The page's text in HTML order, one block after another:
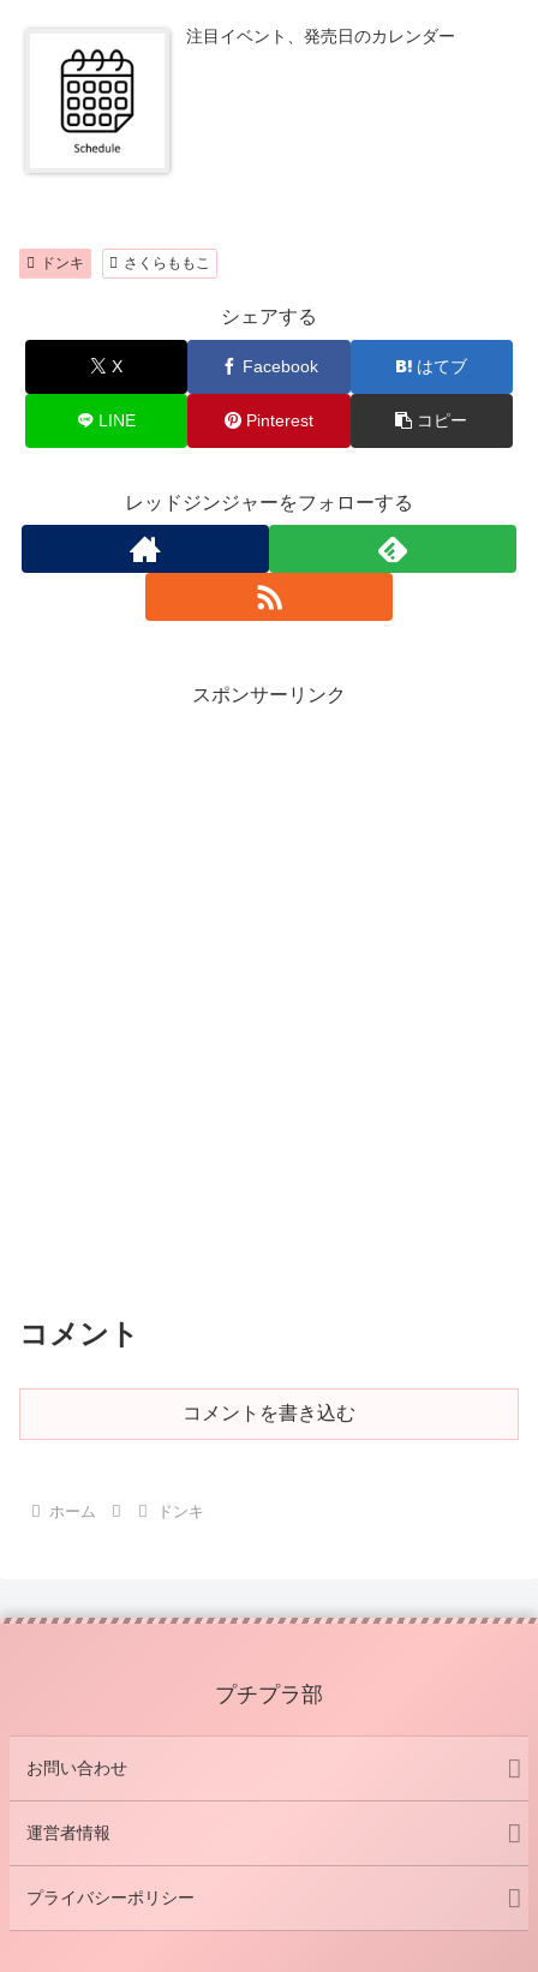
注目イベント、発売日のカレンダー
ドンキ さくらももこ
シェアする
X Facebook はてブ
LINE Pinterest コピー
レッドジンジャーをフォローする
スポンサーリンク
コメント
コメントを書き込む
ホーム ドンキ
プチプラ部
お問い合わせ
運営者情報
プライバシーポリシー